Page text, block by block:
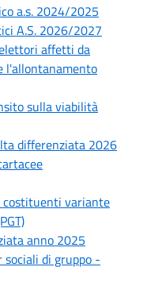
a.s. 2024/2025
A.S. 2026/2027
affetti da
l'allontanamento
sulla viabilità
differenziata 2026
costituenti variante
anno 2025
sociali di gruppo -